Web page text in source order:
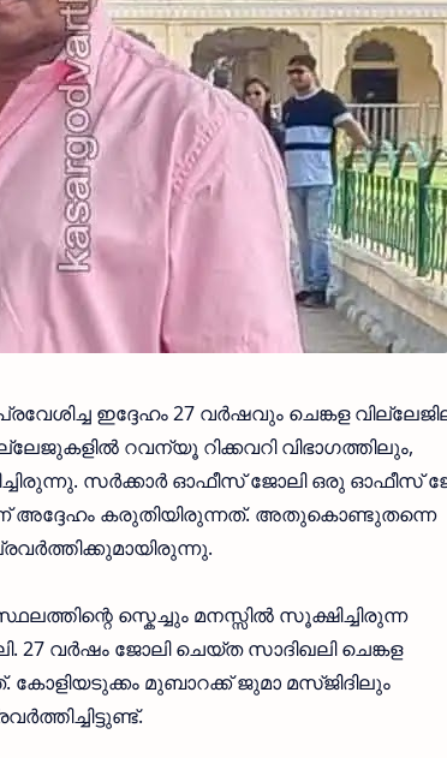
ഇദ്ദേഹം 27 വർഷവും ചെങ്കള
റവന്യൂ റിക്കവറി വിഭാഗത്തിലും,
സർക്കാർ ഓഫീസ് ജോലി ഒരു ഓഫീസ്
അദ്ദേഹം കരുതിയിരുന്നത്. അതുകൊണ്ടുതന്നെ
സ്കെച്ചും മനസ്സിൽ സൂക്ഷിച്ചിരുന്ന
വർഷം ജോലി ചെയ്ത സാദിഖലി ചെങ്കള
മുബാറക്ക് ജുമാ മസ്ജിദിലും